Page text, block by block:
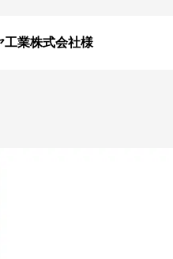
工業株式会社様